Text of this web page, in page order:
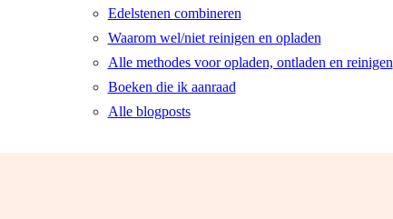
Edelstenen combineren
Waarom wel/niet reinigen en opladen
Alle methodes voor opladen, ontladen en reinigen
Boeken die ik aanraad
Alle blogposts